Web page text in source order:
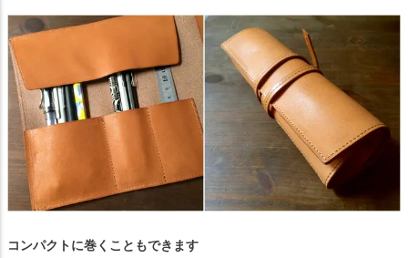
コンパクトに巻くこともできます